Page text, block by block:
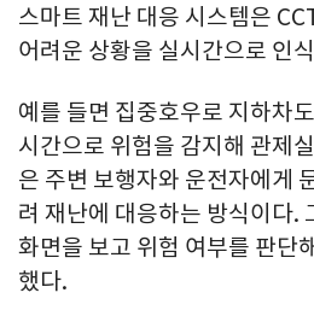
스마트 재난 대응 시스템은
어려운 상황을 실시간으로 인
예를 들면 집중호우로 지하차
시간으로 위험을 감지해 관제
은 주변 보행자와 운전자에게
려 재난에 대응하는 방식이다.
화면을 보고 위험 여부를 판단
했다.